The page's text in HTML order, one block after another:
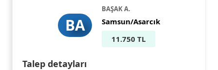
BA
BAŞAK A.
Samsun/Asarcık
11.750 TL
Talep detayları